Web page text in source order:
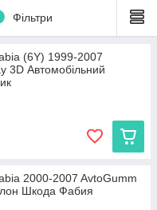
та гума, забезпечують
типів
вибрати найбільш
уподобань та умов
зносостійкість.
— надійний захист
багажника, що
з каучуку для
бортиком 3,5 см
Фільтри
(6Y) 1999-2007
3D Автомобільний
2000-2007 AvtoGumm
Шкода Фабия